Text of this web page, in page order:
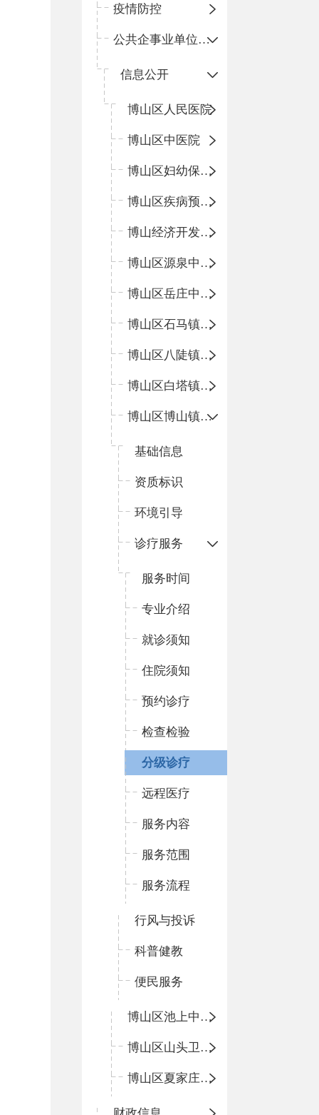
疫情防控
公共企事业单位信息公开
信息公开
​博山区人民医院
博山区中医院
博山区妇幼保健院
博山区疾病预防控制中心
博山经济开发区卫生院
博山区源泉中心卫生院（博山区第二人民医院）
博山区岳庄中心卫生院
博山区石马镇卫生院
博山区八陡镇卫生院
博山区白塔镇卫生院
博山区博山镇中心卫生院（南院区、北院区）
基础信息
资质标识
环境引导
诊疗服务
服务时间
专业介绍
就诊须知
住院须知
预约诊疗
检查检验
分级诊疗
远程医疗
服务内容
服务范围
服务流程
行风与投诉
科普健教
便民服务
博山区池上中心卫生院
博山区山头卫生院
博山区夏家庄卫生院